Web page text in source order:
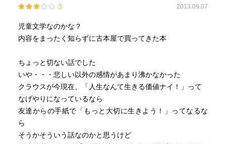
3 2013.09.07
児童文学なのかな？
内容をまったく知らずに古本屋で買ってきた本
ちょっと切ない話でした
いや・・・悲しい以外の感情があまり沸かなかった
クラウスが今現在、「人生なんて生きる価値ナイ！」って
なげやりになっているなら
友達からの手紙で「もっと大切に生きよう！」ってなるな
ら
そうかそういう話なのかと思うけど